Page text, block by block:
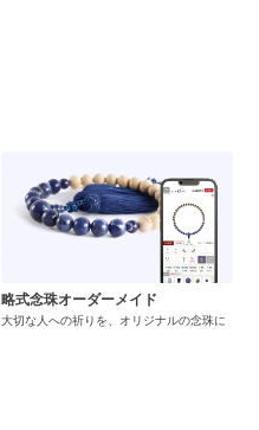
略式念珠オーダーメイド
大切な人への祈りを、オリジナルの念珠に